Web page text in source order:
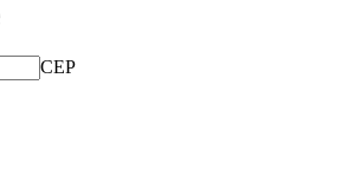
CEP